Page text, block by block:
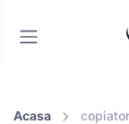
Acasa copiator